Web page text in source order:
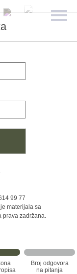
99 77
materijala sa
prava zadržana.
Broj odgovora
na pitanja